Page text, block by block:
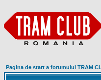
Pagina de start a forumului TRAM